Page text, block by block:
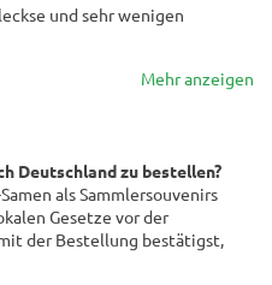
und sehr wenigen
Mehr anzeigen
Deutschland zu bestellen?
als Sammlersouvenirs
Gesetze vor der
der Bestellung bestätigst,